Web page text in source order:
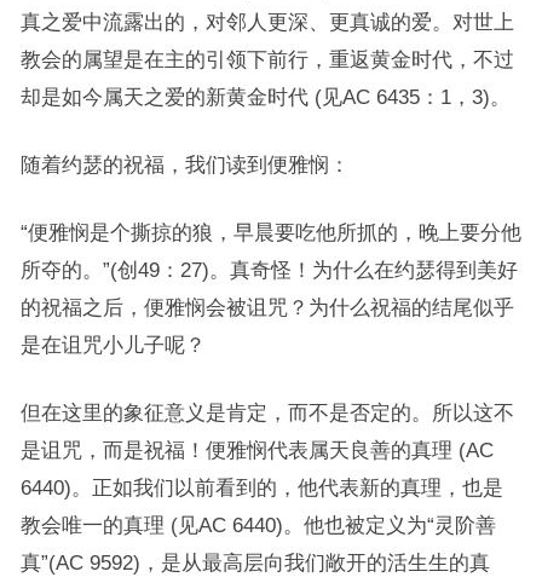
真之爱中流露出的，对邻人更深、更真诚的爱。对世上
教会的属望是在主的引领下前行，重返黄金时代，不过
却是如今属天之爱的新黄金时代 (见AC 6435：1，3)。
随着约瑟的祝福，我们读到便雅悯：
“便雅悯是个撕掠的狼，早晨要吃他所抓的，晚上要分他
所夺的。”(创49：27)。真奇怪！为什么在约瑟得到美好
的祝福之后，便雅悯会被诅咒？为什么祝福的结尾似乎
是在诅咒小儿子呢？
但在这里的象征意义是肯定，而不是否定的。所以这不
是诅咒，而是祝福！便雅悯代表属天良善的真理 (AC
6440)。正如我们以前看到的，他代表新的真理，也是
教会唯一的真理 (见AC 6440)。他也被定义为“灵阶善
真”(AC 9592)，是从最高层向我们敞开的活生生的真